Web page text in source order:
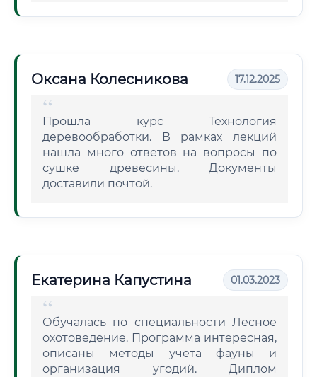
Оксана Колесникова 17.12.2025
Прошла курс Технология
деревообработки. В рамках лекций
нашла много ответов на вопросы по
сушке древесины. Документы
доставили почтой.
Екатерина Капустина 01.03.2023
Обучалась по специальности Лесное
охотоведение. Программа интересная,
описаны методы учета фауны и
организация угодий. Диплом